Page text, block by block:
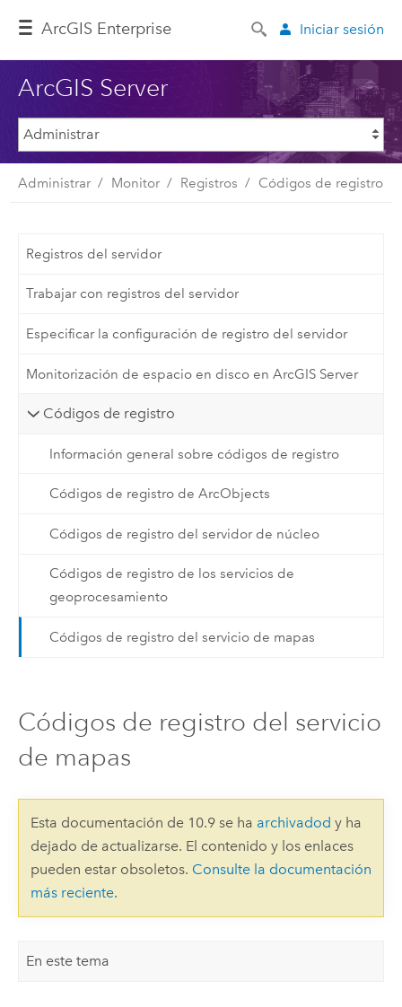
ArcGIS Enterprise Iniciar sesión
ArcGIS Server
Administrar Monitor Registros Códigos de registro
Registros del servidor
Trabajar con registros del servidor
Especificar la configuración de registro del servidor
Monitorización de espacio en disco en ArcGIS Server
Códigos de registro
Información general sobre códigos de registro
Códigos de registro de ArcObjects
Códigos de registro del servidor de núcleo
Códigos de registro de los servicios de
geoprocesamiento
Códigos de registro del servicio de mapas
Códigos de registro del servicio
de mapas
Esta documentación de 10.9 se ha archivadod y ha
dejado de actualizarse. El contenido y los enlaces
pueden estar obsoletos. Consulte la documentación
más reciente.
En este tema